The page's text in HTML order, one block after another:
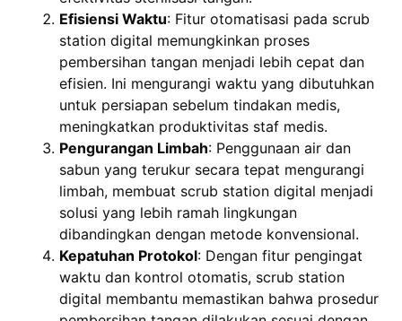
Efisiensi Waktu: Fitur otomatisasi pada scrub
station digital memungkinkan proses
pembersihan tangan menjadi lebih cepat dan
efisien. Ini mengurangi waktu yang dibutuhkan
untuk persiapan sebelum tindakan medis,
meningkatkan produktivitas staf medis.
Pengurangan Limbah: Penggunaan air dan
sabun yang terukur secara tepat mengurangi
limbah, membuat scrub station digital menjadi
solusi yang lebih ramah lingkungan
dibandingkan dengan metode konvensional.
Kepatuhan Protokol: Dengan fitur pengingat
waktu dan kontrol otomatis, scrub station
digital membantu memastikan bahwa prosedur